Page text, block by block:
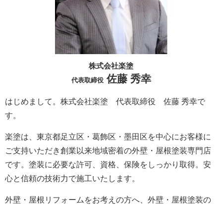
株式会社楽塗
代表取締役佐藤 秀幸
はじめまして。株式会社楽塗 代表取締役 佐藤 秀幸で
す。
楽塗は、東京都足立区・葛飾区・墨田区を中心にお客様に
ご支持いただき創業以来地域密着の外壁・屋根塗装専門店
です。塗装に必要な許可、資格、保険をしっかり取得。安
心と信頼の技術力で施工いたします。
外壁・屋根リフォームをお考えの方へ、外壁・屋根塗装の